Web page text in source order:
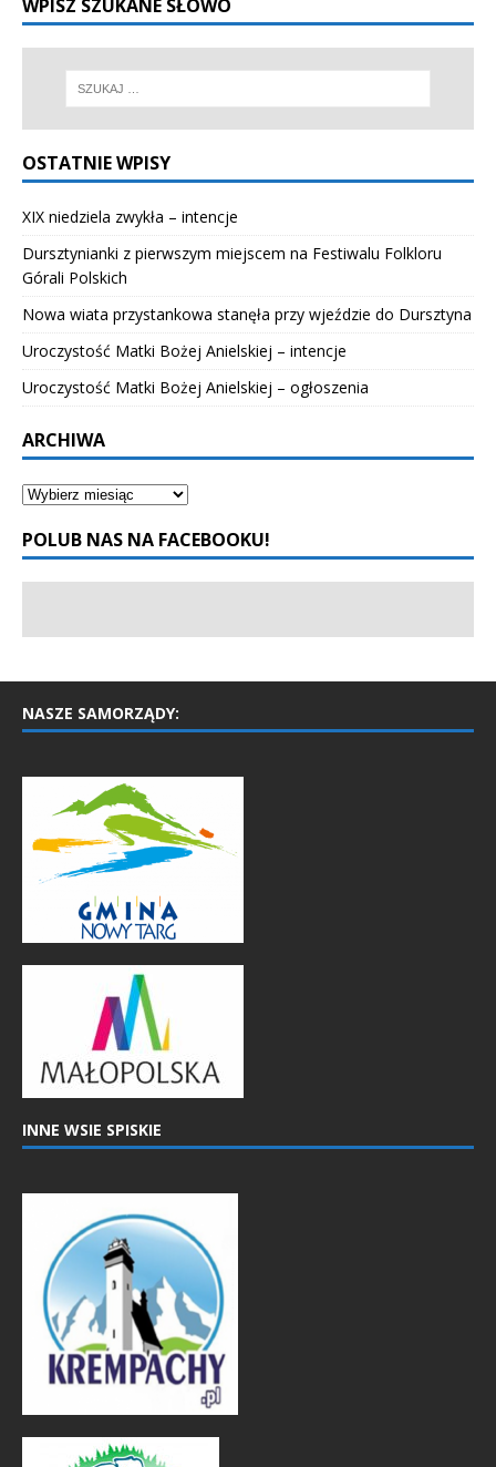
WPISZ SZUKANE SŁOWO
OSTATNIE WPISY
XIX niedziela zwykła – intencje
Dursztynianki z pierwszym miejscem na Festiwalu Folkloru
Górali Polskich
Nowa wiata przystankowa stanęła przy wjeździe do Dursztyna
Uroczystość Matki Bożej Anielskiej – intencje
Uroczystość Matki Bożej Anielskiej – ogłoszenia
ARCHIWA
POLUB NAS NA FACEBOOKU!
NASZE SAMORZĄDY:
INNE WSIE SPISKIE